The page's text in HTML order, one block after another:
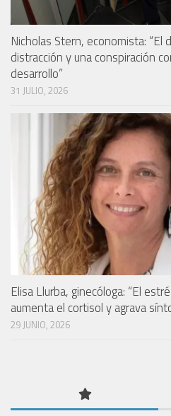
Nicholas Stern, economista: “El
distracción y una conspiración
desarrollo”
31 JULIO, 2026
Elisa Llurba, ginecóloga: “El
aumenta el cortisol y agrava
29 JUNIO, 2026